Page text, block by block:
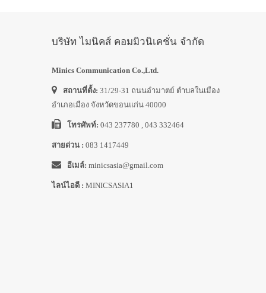
บริษัท ไมนิคส์ คอมมิวนิเคชั่น จำกัด
Minics Communication Co.,Ltd.
สถานที่ตั้ง: 31/29-31 ถนนอำมาตย์ ตำบลในเมือง
อำเภอเมือง จังหวัดขอนแก่น 40000
โทรศัพท์: 043 237780 , 043 332464
สายด่วน : 083 1417449
อีเมล์: minicsasia@gmail.com
ไลน์ไอดี : MINICSASIA1